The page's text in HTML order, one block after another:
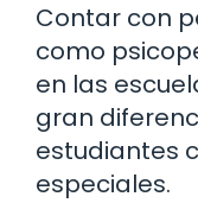
Contar con
como
en las
gran
estudiantes
especiales.